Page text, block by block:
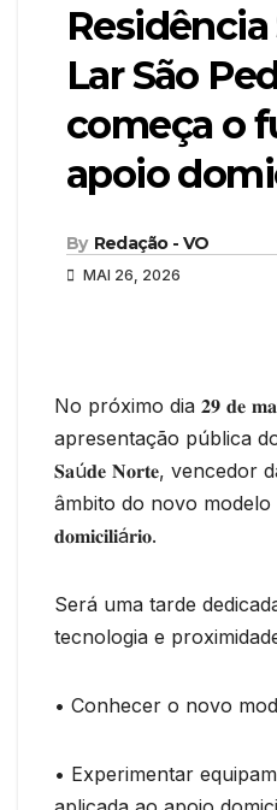
Residência
Lar São
começa o
apoio
By Redação - VO
MAI 26, 2026
No próximo dia 𝟐𝟗 𝐝𝐞
apresentação pública do
𝐒𝐚ú𝐝𝐞 𝐍𝐨𝐫𝐭𝐞, vencedor
âmbito do novo modelo
𝐝𝐨𝐦𝐢𝐜𝐢𝐥𝐢á𝐫𝐢𝐨.
Será uma tarde
tecnologia e
• Conhecer o novo
• Experimentar